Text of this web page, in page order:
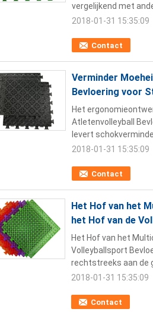
Contact
vergelijkend met
2018-01-31 15:35:09
Verminder
Bevloering voor
Contact
Het
Atletenvolleyball
levert
2018-01-31 15:35:09
Het Hof van het
het Hof van de
Contact
Het Hof van het
Volleyballsport
rechtstreeks aan de
2018-01-31 15:35:09